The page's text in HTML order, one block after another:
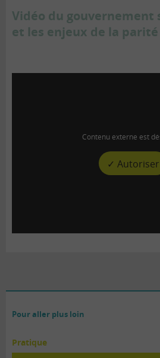
Vidéo du gouvernement
et les enjeux de la parité
Contenu externe est
✓ Autoriser
Pour aller plus loin
Pratique